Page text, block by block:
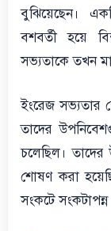
বুঝিয়েছেন।
বশবর্তী হয়ে
সভ্যতাকে তখন
ইংরেজ সভ্যতার
তাদের
চলেছিল। তাদের
শোষণ করা
সংকটে সংকটাপন্ন